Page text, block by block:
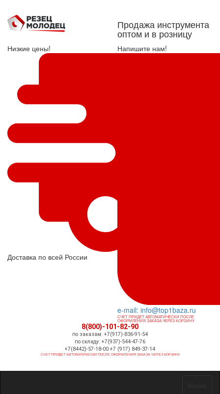
Продажа инструмента
оптом и в розницу
Низкие цены!
Доставка по всей России
Напишите нам!
e-mail: info@top1baza.ru
СЧЕТ ПРИДЕТ АВТОМАТИЧЕСКИ ПОСЛЕ
ОФОРМЛЕНИЯ ЗАКАЗА ЧЕРЕЗ КОРЗИНУ
8(800)-101-82-90
по заказам: +7(917)-836-91-54
по складу: +7(937)-544-47-76
+7(8442)-57-18-00 +7 (917) 849-37-14
СЧЕТ ПРИДЕТ АВТОМАТИЧЕСКИ ПОСЛЕ ОФОРМЛЕНИЯ ЗАКАЗА ЧЕРЕЗ КОРЗИНУ